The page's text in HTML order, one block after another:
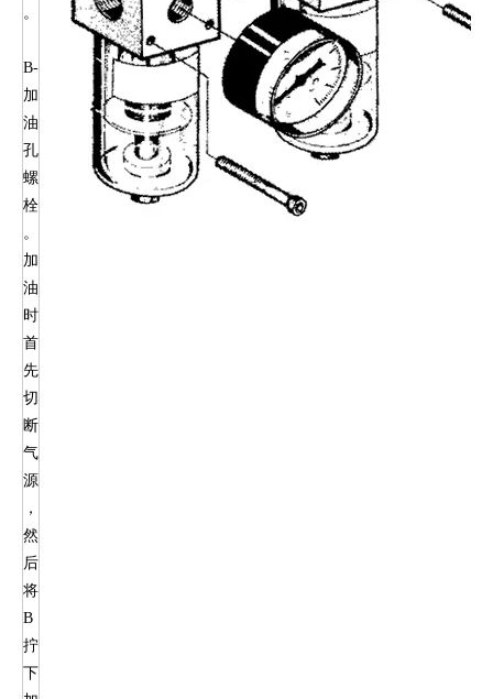
。
B-
加
油
孔
螺
栓
。
加
油
时
首
先
切
断
气
源
，
然
后
将
B
拧
下